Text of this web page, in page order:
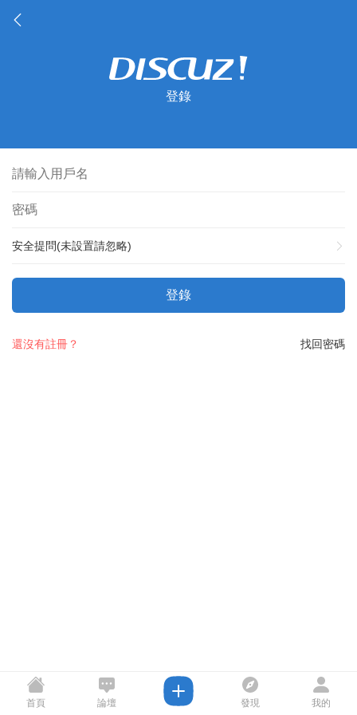
登錄
安全提問(未設置請忽略)
登錄
找回密碼
還沒有註冊？
首頁 論壇 發現 我的